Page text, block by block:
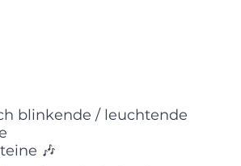
blinkende / leuchtende
🎶